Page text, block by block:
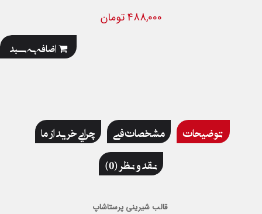
488,000 تومان
اضافه به سبد
توضیحات مشخصات فنی
چرایی خرید از ما
نقد و نظر (0)
قالب شیرینی پرستاشاپ